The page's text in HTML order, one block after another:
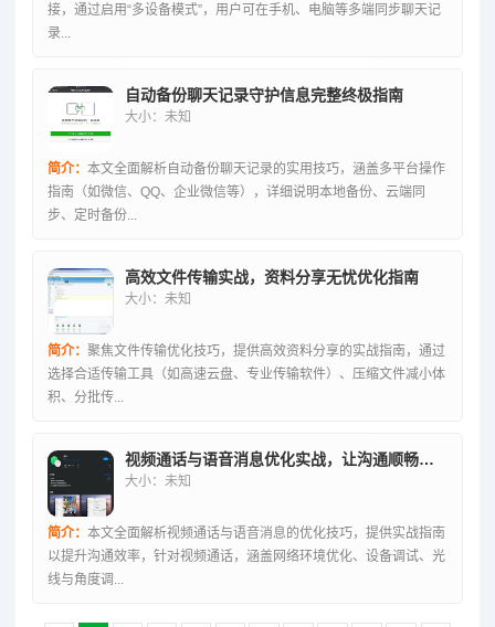
接，通过启用“多设备模式”，用户可在手机、电脑等多端同步聊天记
录...
自动备份聊天记录守护信息完整终极指南
大小：未知
简介： 本文全面解析自动备份聊天记录的实用技巧，涵盖多平台操作
指南（如微信、QQ、企业微信等），详细说明本地备份、云端同
步、定时备份...
高效文件传输实战，资料分享无忧优化指南
大小：未知
简介： 聚焦文件传输优化技巧，提供高效资料分享的实战指南，通过
选择合适传输工具（如高速云盘、专业传输软件）、压缩文件减小体
积、分批传...
视频通话与语音消息优化实战，让沟通顺畅无阻的技巧全解析
大小：未知
简介： 本文全面解析视频通话与语音消息的优化技巧，提供实战指南
以提升沟通效率，针对视频通话，涵盖网络环境优化、设备调试、光
线与角度调...